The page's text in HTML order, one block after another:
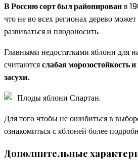
В Россию сорт был районированв
что не во всех регионах дерево может
развиваться и плодоносить.
Главными недостатками яблони для
считаютсяслабая морозостойкость
засухи.
Плоды яблони Спартан.
Для того чтобы не ошибиться в
ознакомиться с яблоней более
Дополнительные